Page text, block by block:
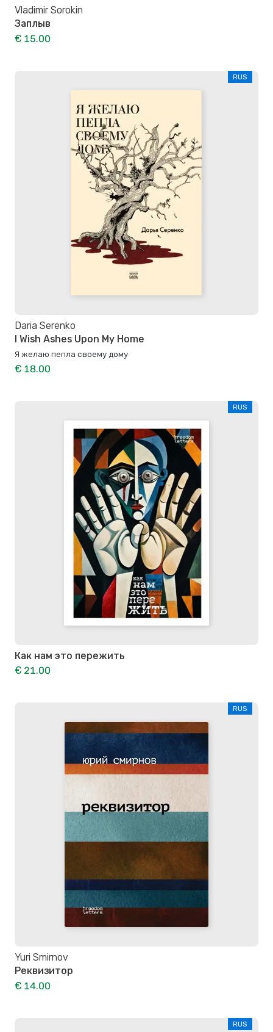
Vladimir Sorokin
Заплыв
€ 15.00
RUS
Daria Serenko
I Wish Ashes Upon My Home
Я желаю пепла своему дому
€ 18.00
RUS
Как нам это пережить
€ 21.00
RUS
Yuri Smirnov
Реквизитор
€ 14.00
RUS